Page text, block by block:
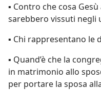
▪ Contro che cosa
sarebbero vissuti negli
▪ Chi rappresentano le
▪ Quand’è che la
in matrimonio allo
per portare la sposa